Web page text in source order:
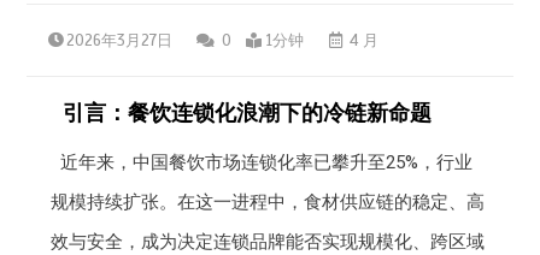
2026年3月27日 0 1分钟 4 月
引言：餐饮连锁化浪潮下的冷链新命题
近年来，中国餐饮市场连锁化率已攀升至25%，行业
规模持续扩张。在这一进程中，食材供应链的稳定、高
效与安全，成为决定连锁品牌能否实现规模化、跨区域